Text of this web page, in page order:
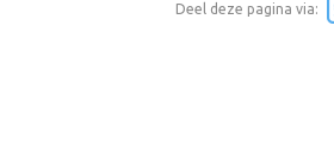
Deel deze pagina via: